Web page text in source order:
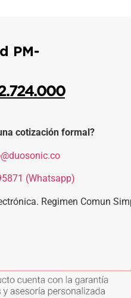
PM-
cotización formal?
(Whatsapp)
Regimen Comun